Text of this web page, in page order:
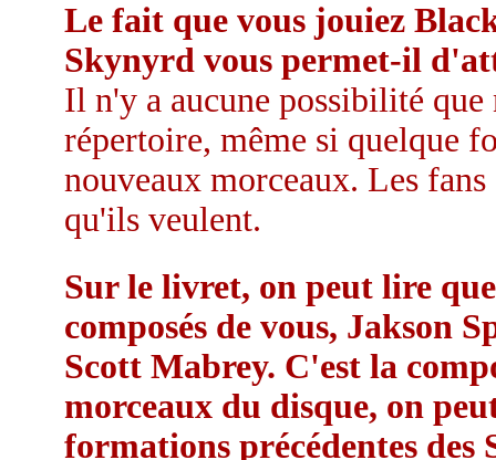
Le fait que vous jouiez
Skynyrd vous permet-il
Il n'y a aucune possibilité
répertoire, même si quelque
nouveaux morceaux. Les
qu'ils veulent.
Sur le livret, on peut lire
composés de vous, Jakson
Scott Mabrey. C'est la
morceaux du disque, on
formations précédentes